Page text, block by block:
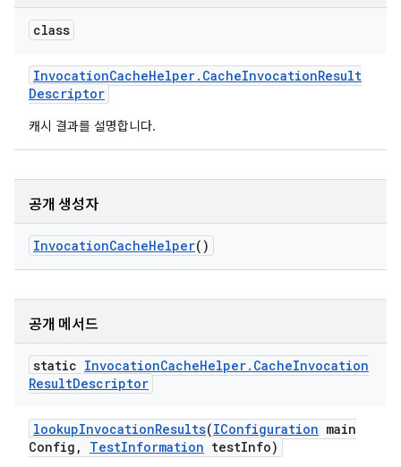
class
InvocationCacheHelper. CacheInvocationResult
Descriptor
캐시 결과를 설명합니다.
공개 생성자
InvocationCacheHelper()
공개 메서드
static InvocationCacheHelper. CacheInvocation
ResultDescriptor
lookupInvocationResults(IConfiguration main
Config , TestInformation testInfo)